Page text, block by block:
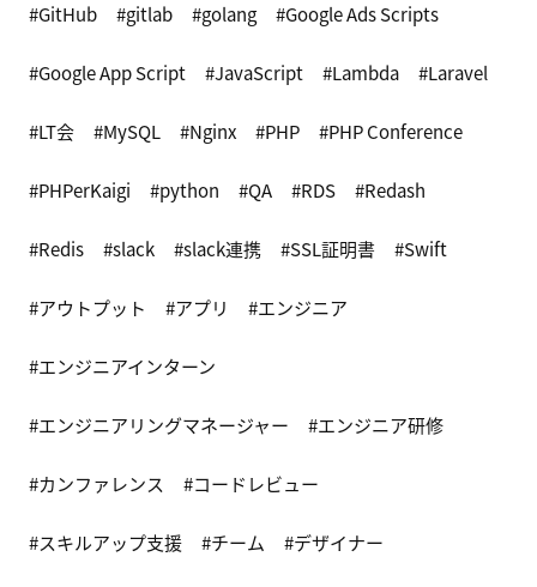
GitHub gitlab golang Google Ads Scripts
Google App Script JavaScript Lambda Laravel
LT会 MySQL Nginx PHP PHP Conference
PHPerKaigi python QA RDS Redash
Redis slack slack連携 SSL証明書 Swift
アウトプット アプリ エンジニア
エンジニアインターン
エンジニアリングマネージャー エンジニア研修
カンファレンス コードレビュー
スキルアップ支援 チーム デザイナー